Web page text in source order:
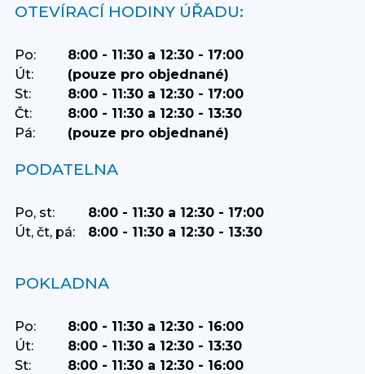
OTEVÍRACÍ HODINY ÚŘADU:
Po:
8:00 - 11:30 a 12:30 - 17:00
Út:
(pouze pro objednané)
St:
8:00 - 11:30 a 12:30 - 17:00
Čt:
8:00 - 11:30 a 12:30 - 13:30
Pá:
(pouze pro objednané)
PODATELNA
Po, st:
8:00 - 11:30 a 12:30 - 17:00
Út, čt, pá:
8:00 - 11:30 a 12:30 - 13:30
POKLADNA
Po:
8:00 - 11:30 a 12:30 - 16:00
Út:
8:00 - 11:30 a 12:30 - 13:30
St:
8:00 - 11:30 a 12:30 - 16:00